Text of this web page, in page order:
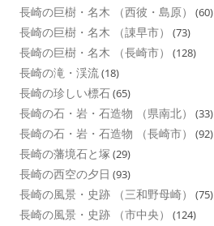
長崎の巨樹・名木 （西彼・島原） (60)
長崎の巨樹・名木 （諌早市） (73)
長崎の巨樹・名木 （長崎市） (128)
長崎の滝・渓流(18)
長崎の珍しい標石(65)
長崎の石・岩・石造物 （県南北） (33)
長崎の石・岩・石造物 （長崎市） (92)
長崎の藩境石と塚 (29)
長崎の西空の夕日 (93)
長崎の風景・史跡 （三和野母崎） (75)
長崎の風景・史跡 （市中央） (124)